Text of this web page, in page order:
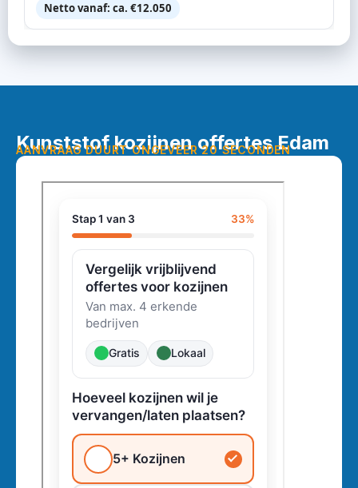
Netto vanaf: ca. €12.050
Kunststof kozijnen offertes Edam
AANVRAAG DUURT ONGEVEER 20 SECONDEN